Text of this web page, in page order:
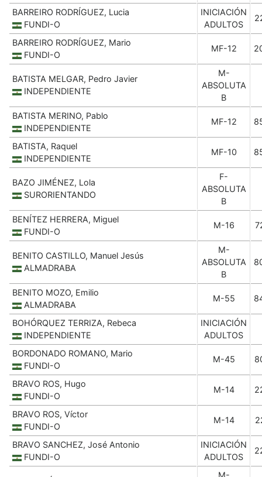
BARREIRO RODRÍGUEZ, Lucia
FUNDI-O
INICIACIÓN
ADULTOS
BARREIRO RODRÍGUEZ, Mario
FUNDI-O
MF-12
BATISTA MELGAR, Pedro Javier
INDEPENDIENTE
M-
ABSOLUTA
B
BATISTA MERINO, Pablo
INDEPENDIENTE
MF-12
BATISTA, Raquel
INDEPENDIENTE
MF-10
BAZO JIMÉNEZ, Lola
SURORIENTANDO
F-
ABSOLUTA
B
BENÍTEZ HERRERA, Miguel
FUNDI-O
M-16
BENITO CASTILLO, Manuel Jesús
ALMADRABA
M-
ABSOLUTA
B
BENITO MOZO, Emilio
ALMADRABA
M-55
BOHÓRQUEZ TERRIZA, Rebeca
INDEPENDIENTE
INICIACIÓN
ADULTOS
BORDONADO ROMANO, Mario
FUNDI-O
M-45
BRAVO ROS, Hugo
FUNDI-O
M-14
BRAVO ROS, Víctor
FUNDI-O
M-14
BRAVO SANCHEZ, José Antonio
FUNDI-O
INICIACIÓN
ADULTOS